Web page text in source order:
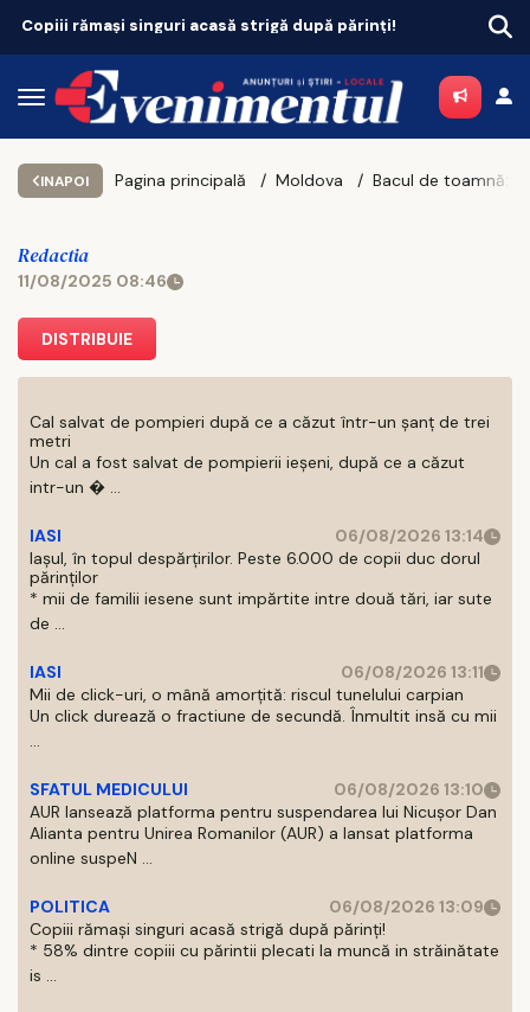
Un șofer prins cu o alcoolemie uriașă, la Bălțați
INAPOI Pagina principală Moldova
Redactia
11/08/2025 08:46
DISTRIBUIE
Cal salvat de pompieri după ce a căzut într-un şanţ de trei
metri
Un cal a fost salvat de pompierii ieşeni, după ce a căzut
intr-un � ...
IASI
06/08/2026 13:14
Iașul, în topul despărțirilor. Peste 6.000 de copii duc dorul
părinților
* mii de familii iesene sunt impărtite intre două tări, iar sute
de ...
IASI
06/08/2026 13:11
Mii de click-uri, o mână amorțită: riscul tunelului carpian
Un click durează o fractiune de secundă. Înmultit insă cu mii
...
SFATUL MEDICULUI
06/08/2026 13:10
AUR lansează platforma pentru suspendarea lui Nicușor Dan
Alianta pentru Unirea Romanilor (AUR) a lansat platforma
online suspeN ...
POLITICA
06/08/2026 13:09
Copiii rămași singuri acasă strigă după părinți!
* 58% dintre copiii cu părintii plecati la muncă in străinătate
is ...